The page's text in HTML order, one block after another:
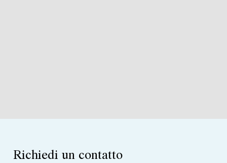
Richiedi un contatto